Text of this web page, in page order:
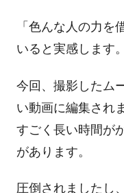
「色んな人の力を
いると実感します。
今回、撮影したム
い動画に編集され
すごく長い時間が
があります。
圧倒されましたし